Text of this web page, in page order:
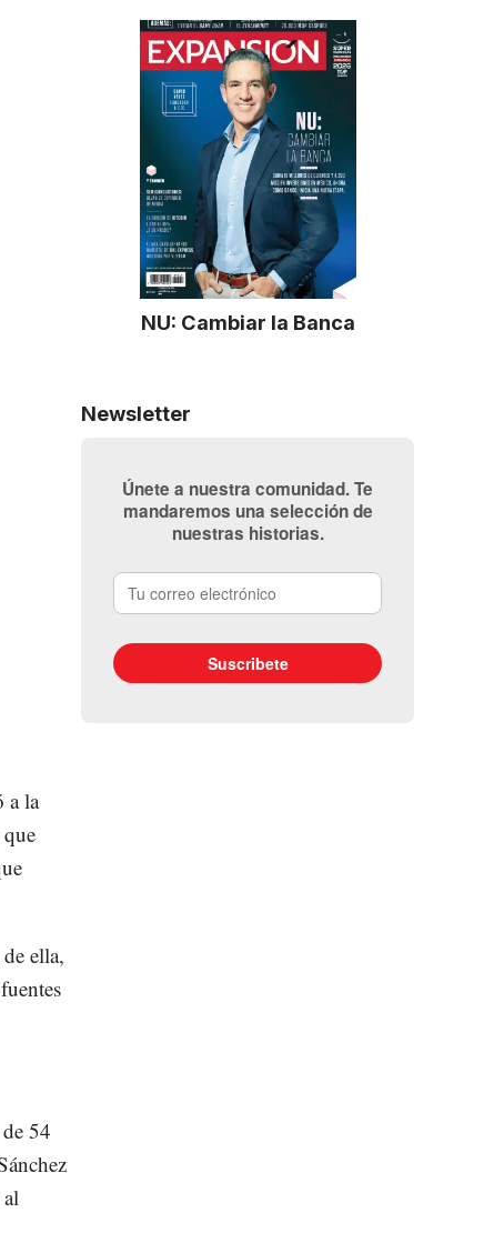
NU: Cambiar la Banca
Newsletter
Únete a nuestra comunidad. Te
mandaremos una selección de
nuestras historias.
a la
ella,
54